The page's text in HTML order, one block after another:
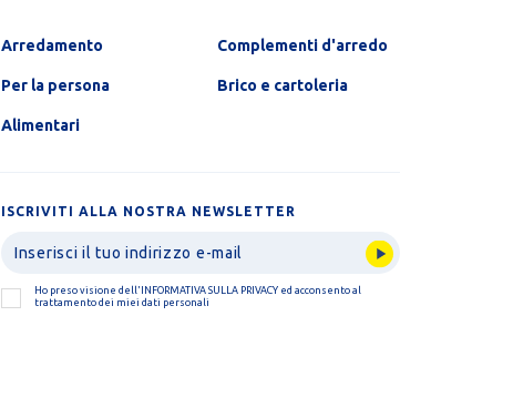
Arredamento Complementi d'arredo
Per la persona Brico e cartoleria
Alimentari
ISCRIVITI ALLA NOSTRA NEWSLETTER
Ho preso visione dell' INFORMATIVA SULLA PRIVACY ed acconsento al
trattamento dei miei dati personali